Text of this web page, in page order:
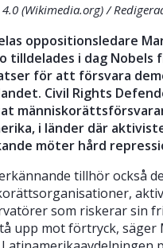
4.0 (Wikimedia.org) /
oppositionsledare
tilldelades i dag Nobels
för att försvara
Civil Rights
i länder där
möter hård
tillhör också
som riskerar sin
upp mot förtryck, säger